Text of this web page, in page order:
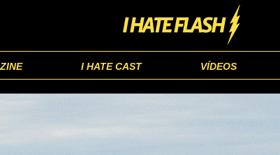
ZINE I HATE CAST VÍDEOS